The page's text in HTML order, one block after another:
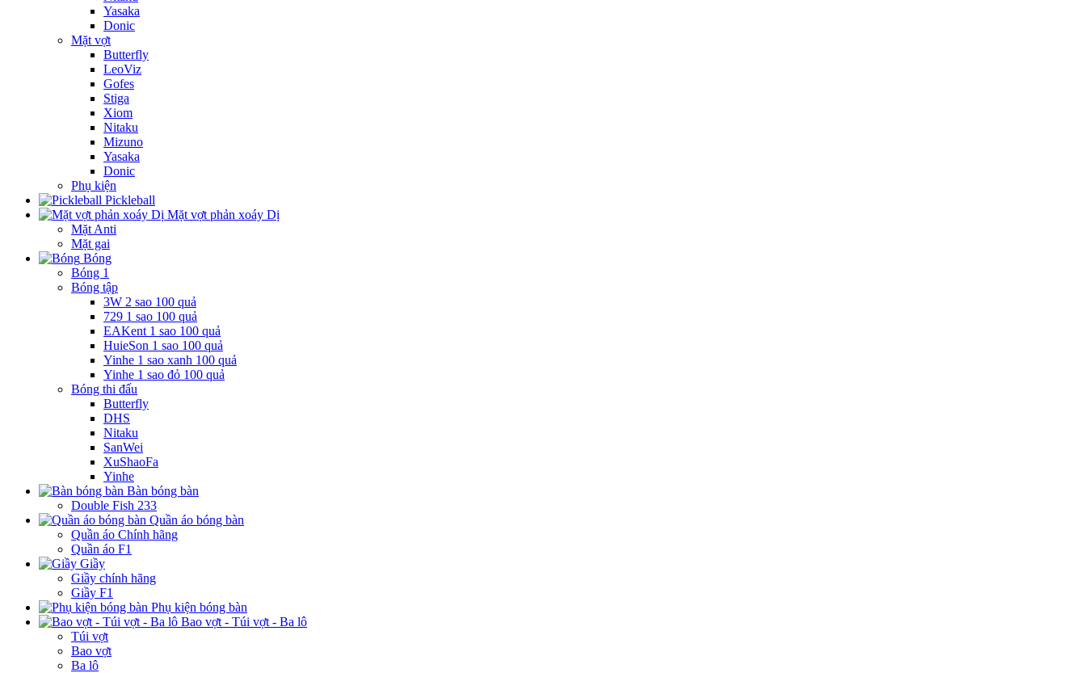
Yasaka
Donic
Mặt vợt
Butterfly
LeoViz
Gofes
Stiga
Xiom
Nitaku
Mizuno
Yasaka
Donic
Phụ kiện
Pickleball
Mặt vợt phản xoáy Dị
Mặt Anti
Mặt gai
Bóng
Bóng 1
Bóng tập
3W 2 sao 100 quả
729 1 sao 100 quả
EAKent 1 sao 100 quả
HuieSon 1 sao 100 quả
Yinhe 1 sao xanh 100 quả
Yinhe 1 sao đỏ 100 quả
Bóng thi đấu
Butterfly
DHS
Nitaku
SanWei
XuShaoFa
Yinhe
Bàn bóng bàn
Double Fish 233
Quần áo bóng bàn
Quần áo Chính hãng
Quần áo F1
Giầy
Giầy chính hãng
Giầy F1
Phụ kiện bóng bàn
Bao vợt - Túi vợt - Ba lô
Túi vợt
Bao vợt
Ba lô